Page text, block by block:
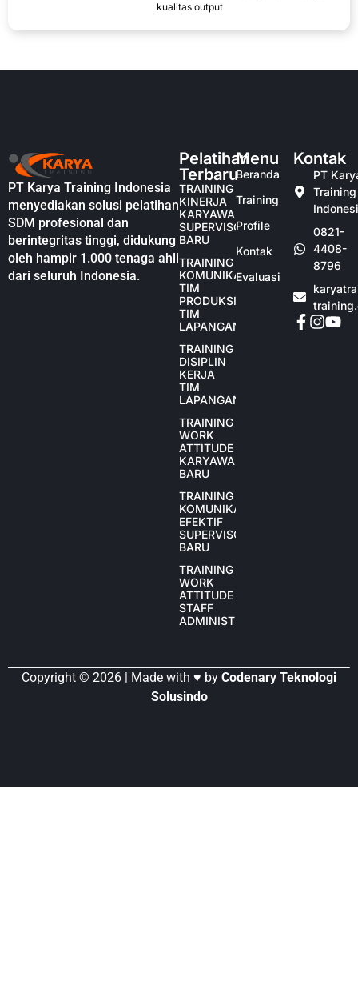
kualitas output
PT Karya Training Indonesia
menyediakan solusi pelatihan
SDM profesional dan
berintegritas tinggi, didukung
oleh hampir 1.000 tenaga ahli
dari seluruh Indonesia.
Pelatihan
Terbaru
TRAINING
KINERJA
KARYAWAN
SUPERVISOR
BARU
TRAINING
KOMUNIKASI
TIM
PRODUKSI
TIM
LAPANGAN
TRAINING
DISIPLIN
KERJA
TIM
LAPANGAN
TRAINING
WORK
ATTITUDE
KARYAWAN
BARU
TRAINING
KOMUNIKASI
EFEKTIF
SUPERVISOR
BARU
TRAINING
WORK
ATTITUDE
STAFF
ADMINISTRASI
Menu
Beranda
Training
Profile
Kontak
Evaluasi
Kontak
PT
Training
0821-
4408-
8796
Copyright © 2026 | Made with ♥ by Codenary Teknologi
Solusindo